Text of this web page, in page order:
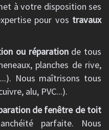
à votre disposition ses
pour vos travaux
ou réparationde tous
planches de rive,
Nous maîtrisons tous
alu, PVC...).
de fenêtre de toit
parfaite. Nous